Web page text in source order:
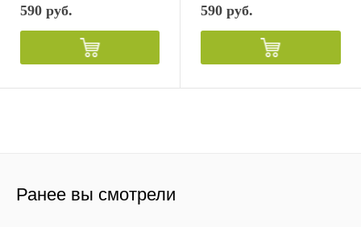
590 руб. 590 руб.
Ранее вы смотрели